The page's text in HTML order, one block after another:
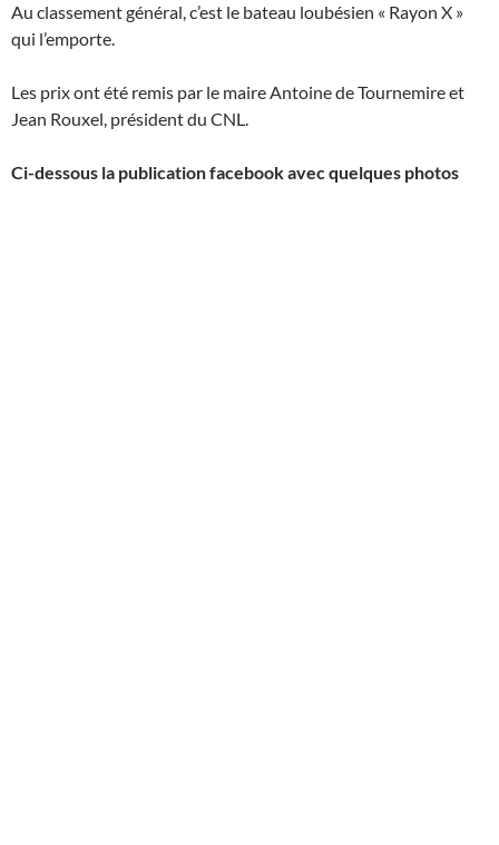
Au classement général, c’est le bateau loubésien « Rayon X »
qui l’emporte.
Les prix ont été remis par le maire Antoine de Tournemire et
Jean Rouxel, président du CNL.
Ci-dessous la publication facebook avec quelques photos